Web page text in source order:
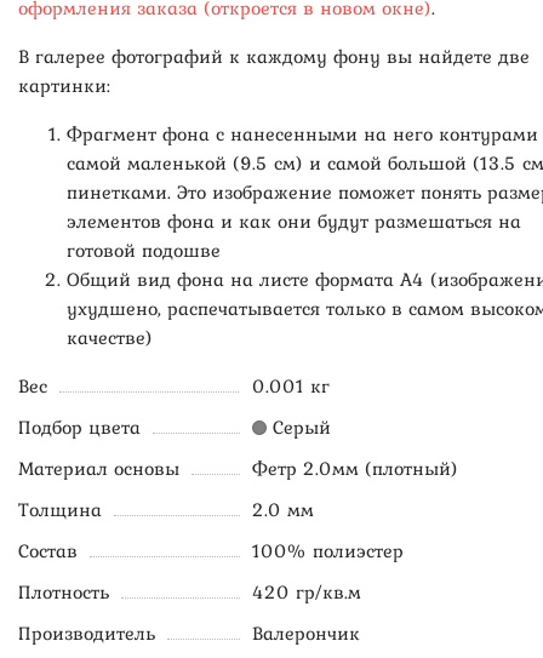
оформления заказа (откроется в новом окне).
В галерее фотографий к каждому фону вы найдете две
картинки:
Фрагмент фона с нанесенными на него контурами
самой маленькой (9.5 см) и самой большой (13.5
пинетками. Это изображение поможет понять
элементов фона и как они будут размешаться на
готовой подошве
Общий вид фона на листе формата А4
ухудшено, распечатывается только в самом
качестве)
Вес
0.001 кг
Подбор цвета
Серый
Материал основы
Фетр 2.0мм (плотный)
Толщина
2.0 мм
Состав
100% полиэстер
Плотность
420 гр/кв.м
Производитель
Валерончик